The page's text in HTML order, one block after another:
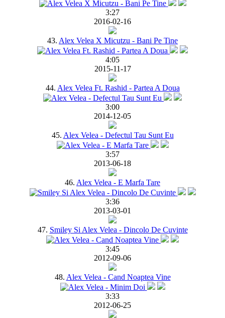
3:27
2016-02-16
43. Alex Velea X Micutzu - Bani Pe Tine
4:05
2015-11-17
44. Alex Velea Ft. Rashid - Partea A Doua
3:00
2014-12-05
45. Alex Velea - Defectul Tau Sunt Eu
3:57
2013-06-18
46. Alex Velea - E Marfa Tare
3:36
2013-03-01
47. Smiley Si Alex Velea - Dincolo De Cuvinte
3:45
2012-09-06
48. Alex Velea - Cand Noaptea Vine
3:33
2012-06-25